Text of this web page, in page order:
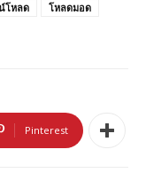
โหลด
โหลดมอด
Pinterest